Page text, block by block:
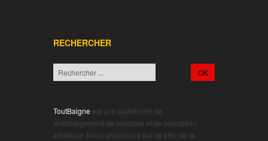
RECHERCHER
ToutBaigne est une plateforme de
téléchargement de musique et de promotion
artistique. Nous proposons sur ce site, de la